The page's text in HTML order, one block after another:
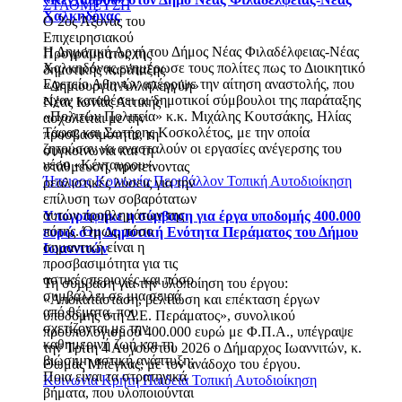
Χαλκηδόνας
Η Δημοτική Αρχή του Δήμος Νέας Φιλαδέλφειας-Νέας
Χαλκηδόνας ενημέρωσε τους πολίτες πως το Διοικητικό
Εφετείο Αθηνών απέρριψε την αίτηση αναστολής, που
είχαν καταθέσει οι δημοτικοί σύμβουλοι της παράταξης
«Πολιτών Πολιτεία» κ.κ. Μιχάλης Κουτσάκης, Ηλίας
Τάφας και Σωτήρης Κοσκολέτος, με την οποία
ζητούσαν να ανασταλούν οι εργασίες ανέγερσης του
νέου «Κένταυρου».
ΉπειροςΚοινωνίαΠεριβάλλον Τοπική Αυτοδιοίκηση
Υπογράφηκε η σύμβαση για έργα υποδομής 400.000
ευρώ στη Δημοτική Ενότητα Περάματος του Δήμου
Ιωαννιτών
Τη σύμβαση για την υλοποίηση του έργου:
«Αποκατάσταση, βελτίωση και επέκταση έργων
υποδομής στη Δ.Ε. Περάματος», συνολικού
προϋπολογισμού 400.000 ευρώ με Φ.Π.Α., υπέγραψε
την Τρίτη 4 Αυγούστου 2026 ο Δήμαρχος Ιωαννιτών, κ.
Θωμάς Μπέγκας, με τον ανάδοχο του έργου.
ΚοινωνίαΚρήτηΠαιδεία Τοπική Αυτοδιοίκηση
ΣΤΑΘΜΕΥΣΗ
Ο 2ος Άξονας του
Επιχειρησιακού
Προγράμματος της
δημοτικής παράταξης
«Δημιουργία Αλληλεγγύη»
Νέας Ιωνίας Αττικής
ασχολείται με την
προσβασιμότητα, τη
συγκοινωνία και τη
στάθμευση, προτείνοντας
ρεαλιστικές λύσεις για την
επίλυση των σοβαρότατων
αυτών προβλημάτων της
πότης. Όμως, πόσο
σημαντική είναι η
προσβασιμότητα για τις
αστικές περιοχές και πόσο
συμβάλλει σε μια σειρά
από θέματα, που
σχετίζονται με την
καθημερινή ζωή και τη
βιώσιμη αστική ανάπτυξη;
Ποια είναι τα στρατηγικά
βήματα, που υλοποιούνται